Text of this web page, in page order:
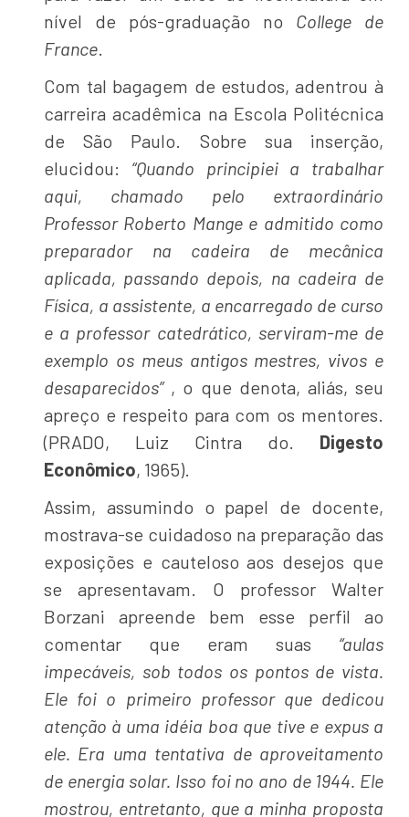
nível de pós-graduação no College de
France.
Com tal bagagem de estudos, adentrou à
carreira acadêmica na Escola Politécnica
de São Paulo. Sobre sua inserção,
elucidou: “Quando principiei a trabalhar
aqui, chamado pelo extraordinário
Professor Roberto Mange e admitido como
preparador na cadeira de mecânica
aplicada, passando depois, na cadeira de
Física, a assistente, a encarregado de curso
e a professor catedrático, serviram-me de
exemplo os meus antigos mestres, vivos e
desaparecidos”, o que denota, aliás, seu
apreço e respeito para com os mentores.
(PRADO, Luiz Cintra do. Digesto
Econômico, 1965).
Assim, assumindo o papel de docente,
mostrava-se cuidadoso na preparação das
exposições e cauteloso aos desejos que
se apresentavam. O professor Walter
Borzani apreende bem esse perfil ao
comentar que eram suas “aulas
impecáveis, sob todos os pontos de vista.
Ele foi o primeiro professor que dedicou
atenção à uma idéia boa que tive e expus a
ele. Era uma tentativa de aproveitamento
de energia solar. Isso foi no ano de 1944. Ele
mostrou, entretanto, que a minha proposta